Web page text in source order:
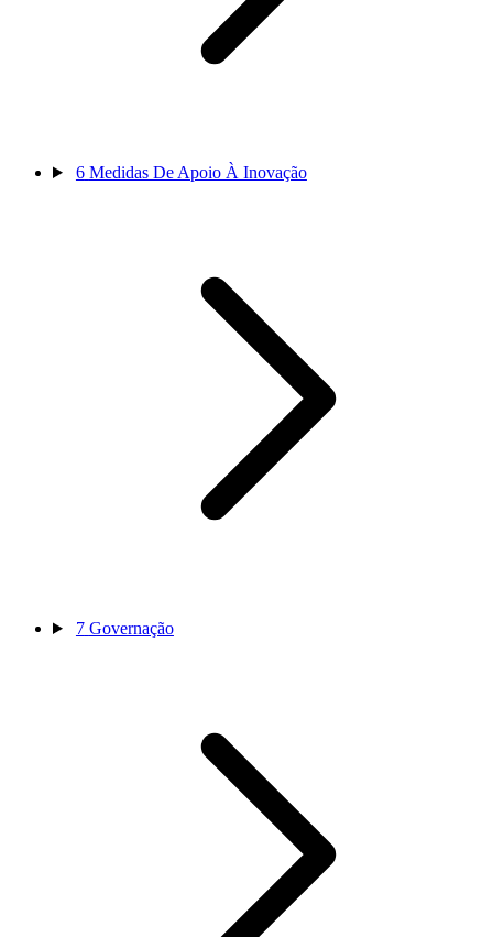
6 Medidas De Apoio À Inovação
7 Governação